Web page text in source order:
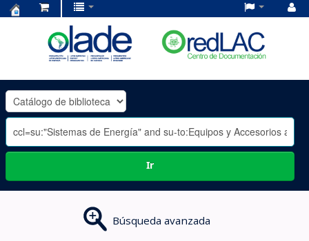
OLADE
-
Ir
Búsqueda avanzada